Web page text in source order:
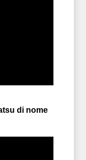
di nome